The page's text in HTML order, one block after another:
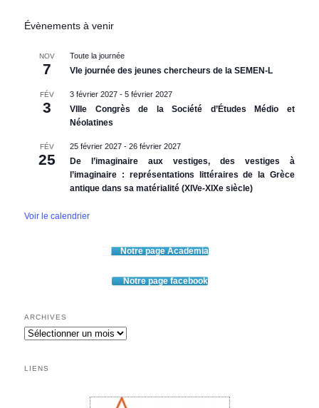
Évènements à venir
NOV
7
Toute la journée
VIe journée des jeunes chercheurs de la SEMEN-L
FÉV
3
3 février 2027 -5 février 2027
VIIIe Congrès de la Société d’Études Médio et
Néolatines
FÉV
25
25 février 2027 -26 février 2027
De l’imaginaire aux vestiges, des vestiges à
l’imaginaire : représentations littéraires de la Grèce
antique dans sa matérialité (XIVe-XIXe siècle)
Voir le calendrier
Notre page Academia
Notre page facebook
ARCHIVES
Archives
LIENS